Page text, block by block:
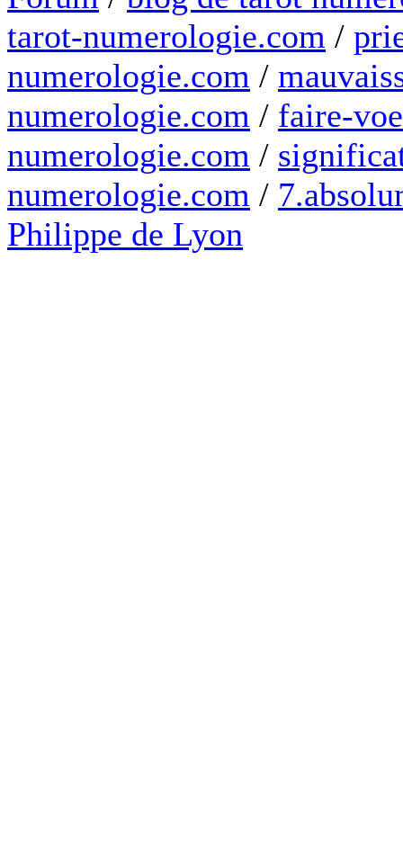
tarot-numerologie.com /
numerologie.com /
numerologie.com / faire-
numerologie.com /
numerologie.com /
Philippe de Lyon